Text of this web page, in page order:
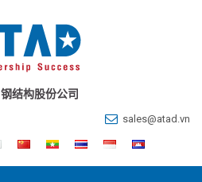
钢结构股份公司
sales@atad.vn